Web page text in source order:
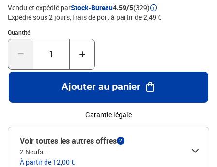
Vendu et expédié parStock-Bureau4.59/5(329)
Expédié sous 2 jours, frais de port à partir de 2,49 €
Quantité
Quantité : 1
Ajouter au panier
Garantie légale
Voir toutes les autres offres 2
2 Neufs —
À partir de 12,00 €